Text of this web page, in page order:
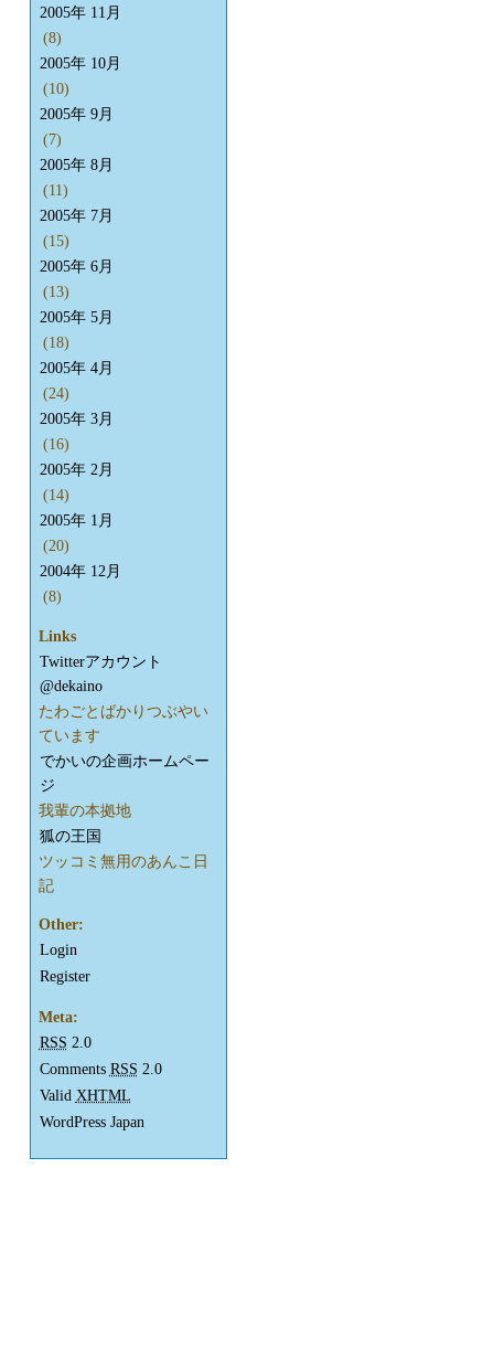
2005年 11月
(8)
2005年 10月
(10)
2005年 9月
(7)
2005年 8月
(11)
2005年 7月
(15)
2005年 6月
(13)
2005年 5月
(18)
2005年 4月
(24)
2005年 3月
(16)
2005年 2月
(14)
2005年 1月
(20)
2004年 12月
(8)
Links
Twitterアカウント
@dekaino
たわごとばかりつぶやい
ています
でかいの企画ホームペー
ジ
我輩の本拠地
狐の王国
ツッコミ無用のあんこ日
記
Other:
Login
Register
Meta:
RSS 2.0
Comments RSS 2.0
Valid XHTML
WordPress Japan